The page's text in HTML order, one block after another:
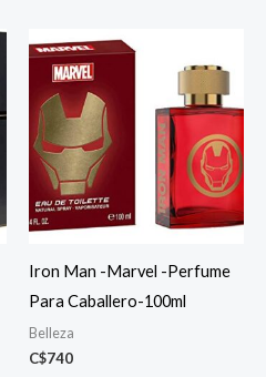
Iron Man -Marvel -Perfume
Para Caballero-100ml
Belleza
C$740